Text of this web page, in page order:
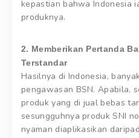
kepastian bahwa Indonesia
produknya.
2. Memberikan Pertanda
Terstandar
Hasilnya di Indonesia,
pengawasan BSN. Apabila,
produk yang di jual bebas
sesungguhnya produk SNI
nyaman diaplikasikan